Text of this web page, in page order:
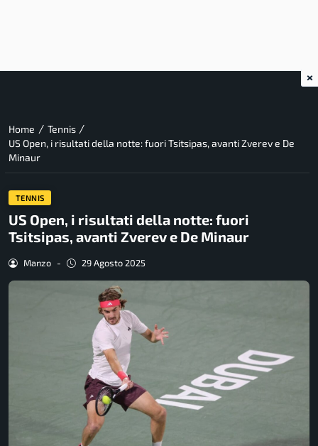
Home / Tennis /
US Open, i risultati della notte: fuori Tsitsipas, avanti Zverev e De
Minaur
TENNIS
US Open, i risultati della notte: fuori
Tsitsipas, avanti Zverev e De Minaur
Manzo - 29 Agosto 2025
×